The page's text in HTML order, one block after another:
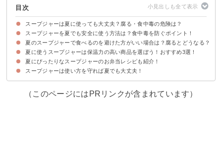
目次
スープジャーは夏に使っても大丈夫？腐る・食中毒の危険は？
まずは菌が繁殖・腐りやすい条件を知っておこう
スープジャーは使い方を守れば夏でも大丈夫
スープジャーを夏でも安全に使う方法は？食中毒を防ぐポイント！
①容器・食材に雑菌が付かないようにする
②スープジャーの温度が高く・低く保たれるようにする
③6時間以内に食べ切る
④腐りやすい食べ物・料理はなるべく避ける
⑤外部熱の影響を受けやすい場所に置かない
夏のスープジャーで食べるのを避けた方がいい場合は？腐るとどうなる？
夏のスープジャーの料理が腐る・傷んでいる場合の特徴
食中毒になった場合の症状・対処法
夏に使うスープジャーは保温力の高い商品を選ぼう！おすすめ3選！
①真空断熱スープジャー｜サーモス（ 4,100円）
②クラシックフードジャー｜スタンレー（4,950円）〉
③真空二重構造スープマグ｜ピックドア（1,580円）
夏にぴったりなスープジャーのお弁当レシピも紹介！
①冷やし茶漬け
②冷や汁風ごはん
③スープジャーで冷たいオートミール
④冷やし鶏玉雑炊
⑤冷やしカレー雑炊
スープジャーは使い方を守れば夏でも大丈夫！
（このページにはPRリンクが含まれています）